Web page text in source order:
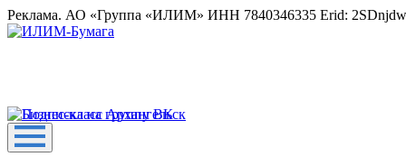
Реклама. АО «Группа «ИЛИМ» ИНН 7840346335 Erid: